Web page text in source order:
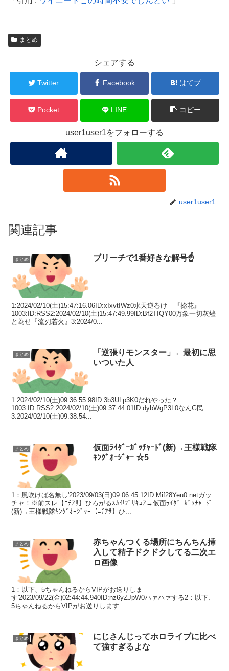
まとめ
シェアする
Twitter Facebook はてブ
Pocket LINE コピー
user1user1をフォローする
user1user1
関連記事
まとめ ブリーチで1番好きな解号☝
1:2024/02/10(土)15:47:16.06ID:xIxvtIWz0水天逆巻け 『捻花』
1003:ID:RSS2:2024/02/10(土)15:47:49.99ID:Bf2TIQY00万象一切灰燼
と為せ『流刃若火』3:2024/0...
まとめ
「逆張りモンスター」←最初に思
いついた人
1:2024/02/10(土)09:36:55.98ID:3b3ULp3K0だれやった？
1003:ID:RSS2:2024/02/10(土)09:37:44.01ID:dybWgP3L0なんG民
3:2024/02/10(土)09:38:54...
まとめ
仮面ﾗｲﾀﾞｰｶﾞｯﾁｬｰﾄﾞ(新)→王様戦隊
ｷﾝｸﾞｵｰｼﾞｬｰ ☆5
1：風吹けば名無し'2023/09/03(日)09:06:45.12ID:Mif28Yeu0.netガッ
チャ！※前スレ【ﾆﾁｱｻ】ひろがるｽｶｲ!ﾌﾟﾘｷｭｱ→仮面ﾗｲﾀﾞｰｶﾞｯﾁｬｰﾄﾞ
(新)→王様戦隊ｷﾝｸﾞｵｰｼﾞｬｰ【ﾆﾁｱｻ】ひ...
まとめ
赤ちゃんつくる場所にちんちん挿
入して精子ドクドクしてる二次エ
ロ画像
1：以下、5ちゃんねるからVIPがお送りしま
す'2023/09/22(金)02:44:44.940ID:nz6yZJpW0ハァハァする2：以下、
5ちゃんねるからVIPがお送りします
まとめ
にじさんじってホロライブに比べ
て強すぎるよな